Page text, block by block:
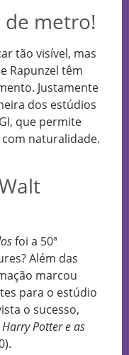
de metro!
tão visível, mas
Rapunzel têm
Justamente
dos estúdios
que permite
naturalidade.
foi a 50ª
Além das
marcou
para o estúdio
o sucesso,
Harry Potter e as